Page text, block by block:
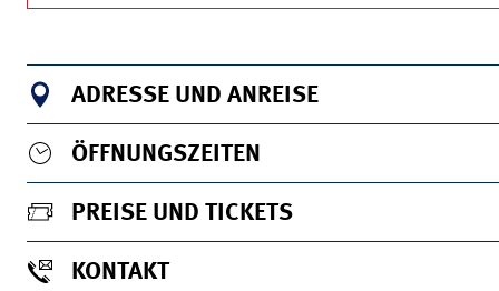
ADRESSE UND ANREISE
ÖFFNUNGSZEITEN
PREISE UND TICKETS
KONTAKT